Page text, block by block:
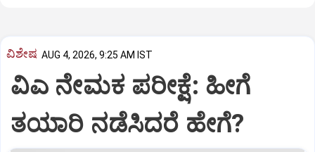
ವಿಶೇಷ AUG 4, 2026, 9:25 AM IST
ವಿಎ ನೇಮಕ ಪರೀಕ್ಷೆ: ಹೀಗೆ
ತಯಾರಿ ನಡೆಸಿದರೆ ಹೇಗೆ?